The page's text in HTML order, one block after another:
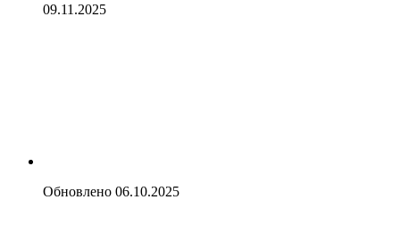
09.11.2025
Обновлено 06.10.2025